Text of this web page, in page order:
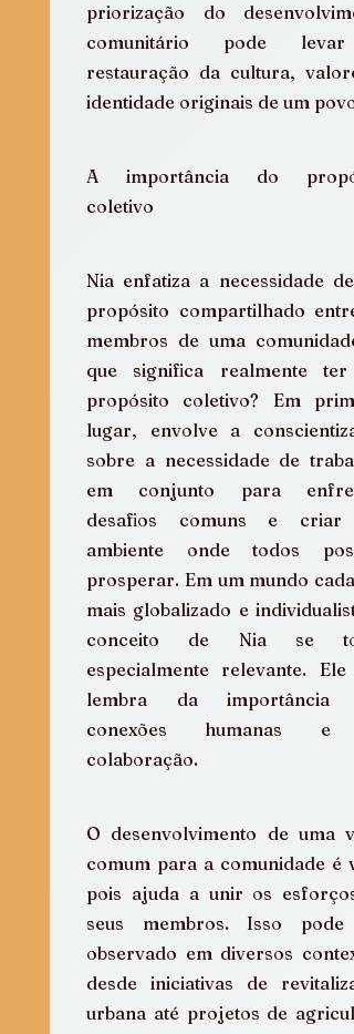
priorização do
comunitário pode
restauração da cultura,
identidade originais de um povo.
A importância do
coletivo
Nia enfatiza a necessidade de
propósito compartilhado
membros de uma
que significa realmente ter
propósito coletivo? Em
lugar, envolve a
sobre a necessidade de
em conjunto para
desafios comuns e criar
ambiente onde todos
prosperar. Em um mundo cada
mais globalizado e
conceito de Nia se
especialmente relevante. Ele
lembra da importância
conexões humanas e
colaboração.
O desenvolvimento de uma
comum para a comunidade é
pois ajuda a unir os esforços
seus membros. Isso pode
observado em diversos
desde iniciativas de
urbana até projetos de